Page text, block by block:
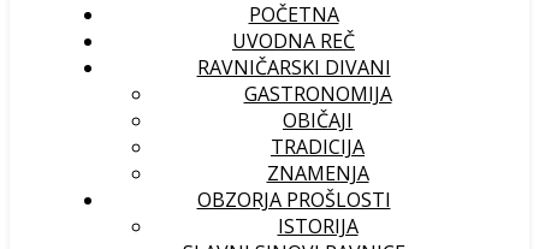
POČETNA
UVODNA REČ
RAVNIČARSKI DIVANI
GASTRONOMIJA
OBIČAJI
TRADICIJA
ZNAMENJA
OBZORJA PROŠLOSTI
ISTORIJA